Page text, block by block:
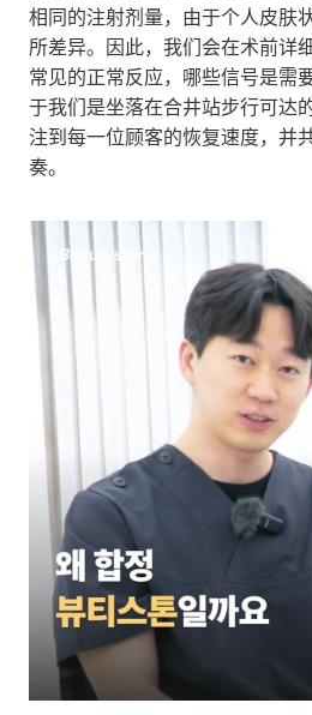
相同的注射剂量，由于个人皮肤
所差异。因此，我们会在术前详
常见的正常反应，哪些信号是需
于我们是坐落在合井站步行可达
注到每一位顾客的恢复速度，并
奏。